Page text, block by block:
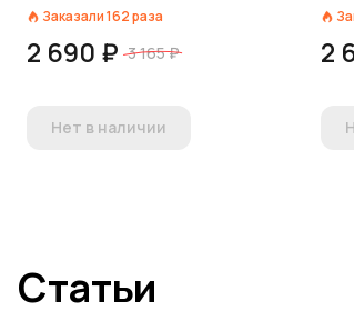
Заказали162раза
2 690 ₽ 3 165 ₽
Нет в наличии
2
Статьи